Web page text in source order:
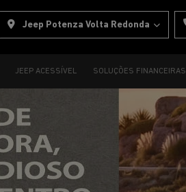
Jeep Potenza Volta Redonda
JEEP ACESSÍVEL SOLUÇÕES FINANCEIRAS